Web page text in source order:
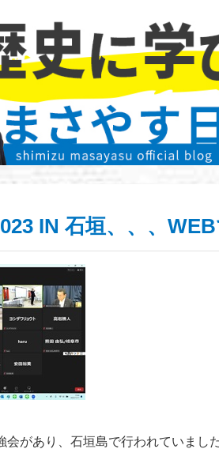
IN 石垣、、、
会があり、石垣島で行われていまし